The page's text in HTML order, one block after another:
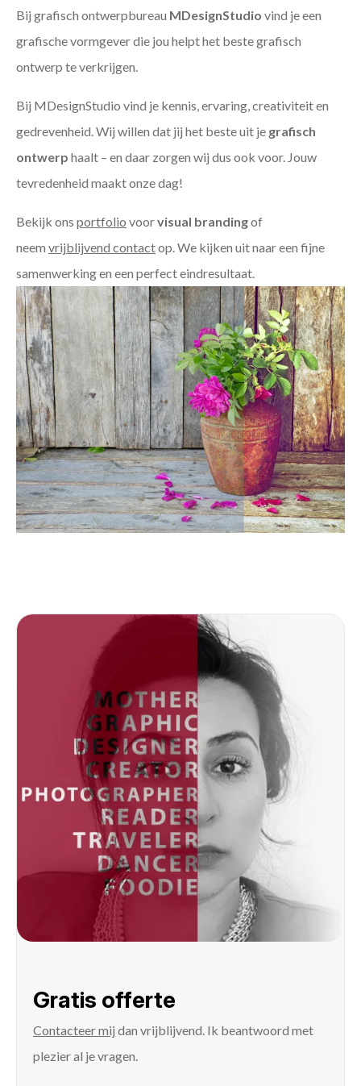
Bij grafisch ontwerpbureau MDesignStudio vind je een
grafische vormgever die jou helpt het beste grafisch
ontwerp te verkrijgen.
Bij MDesignStudio vind je kennis, ervaring, creativiteit en
gedrevenheid. Wij willen dat jij het beste uit je grafisch
ontwerp haalt – en daar zorgen wij dus ook voor. Jouw
tevredenheid maakt onze dag!
Bekijk ons portfolio voorvisual brandingof
neem vrijblijvend contactop. We kijken uit naar een fijne
samenwerking en een perfect eindresultaat.
Gratis offerte
Contacteer mij dan vrijblijvend. Ik beantwoord met
plezier al je vragen.